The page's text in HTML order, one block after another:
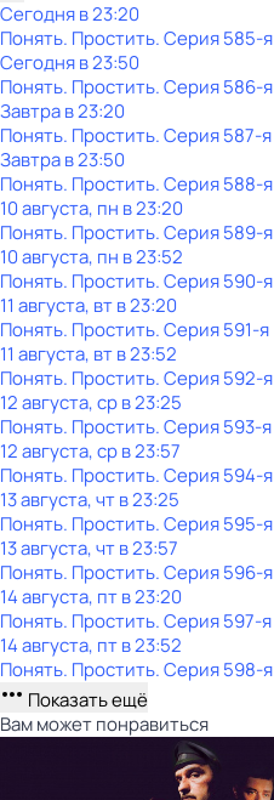
Сегодня в 23:20
Понять. Простить. Серия 585-я
Сегодня в 23:50
Понять. Простить. Серия 586-я
Завтра в 23:20
Понять. Простить. Серия 587-я
Завтра в 23:50
Понять. Простить. Серия 588-я
10 августа, пн в 23:20
Понять. Простить. Серия 589-я
10 августа, пн в 23:52
Понять. Простить. Серия 590-я
11 августа, вт в 23:20
Понять. Простить. Серия 591-я
11 августа, вт в 23:52
Понять. Простить. Серия 592-я
12 августа, ср в 23:25
Понять. Простить. Серия 593-я
12 августа, ср в 23:57
Понять. Простить. Серия 594-я
13 августа, чт в 23:25
Понять. Простить. Серия 595-я
13 августа, чт в 23:57
Понять. Простить. Серия 596-я
14 августа, пт в 23:20
Понять. Простить. Серия 597-я
14 августа, пт в 23:52
Понять. Простить. Серия 598-я
Показать ещё
Вам может понравиться